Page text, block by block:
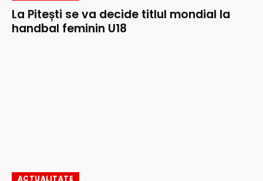
La Pitești se va decide titlul mondial la
handbal feminin U18
ACTUALITATE